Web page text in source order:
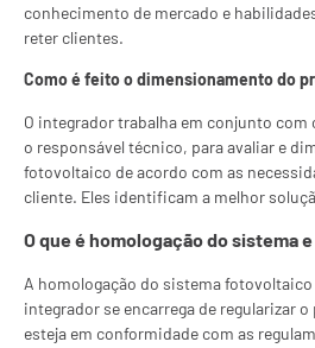
conhecimento de mercado e
reter clientes.
Como é feito o dimensionamento do
O integrador trabalha em conjunto
o responsável técnico, para avaliar e
fotovoltaico de acordo com as
cliente. Eles identificam a melhor
O que é homologação do sistema
A homologação do sistema fotovoltaico
integrador se encarrega de regularizar
esteja em conformidade com as